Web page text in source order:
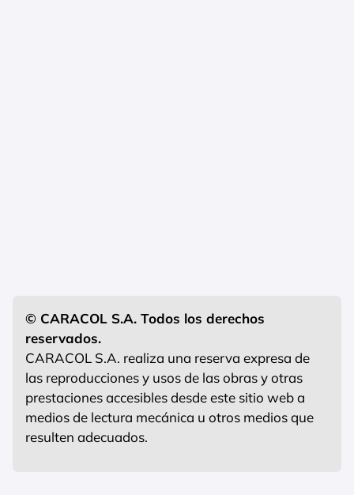
© CARACOL S.A. Todos los derechos
reservados.
CARACOL S.A. realiza una reserva expresa de
las reproducciones y usos de las obras y otras
prestaciones accesibles desde este sitio web a
medios de lectura mecánica u otros medios que
resulten adecuados.